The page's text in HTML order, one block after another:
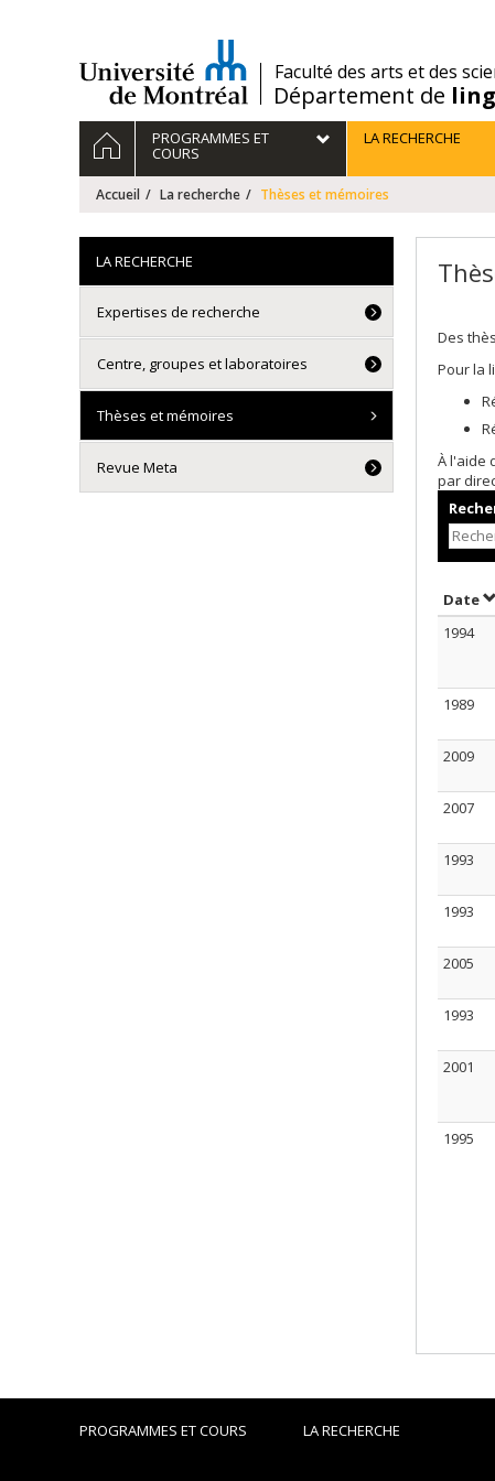
/Faculté des arts et des
Département de
Navigation
principale
ACCUEILPROGRAMMES ET
COURS
LA RECHERCHE
Accueil La recherche Thèses et mémoires
Des
Pour la
À l'aide
par
Date
1994
1989
2009
2007
1993
1993
2005
1993
2001
1995
LA RECHERCHE
Expertises de recherche
Centre, groupes et laboratoires
Thèses et mémoires
Revue Meta
PROGRAMMES ET COURS LA RECHERCHE